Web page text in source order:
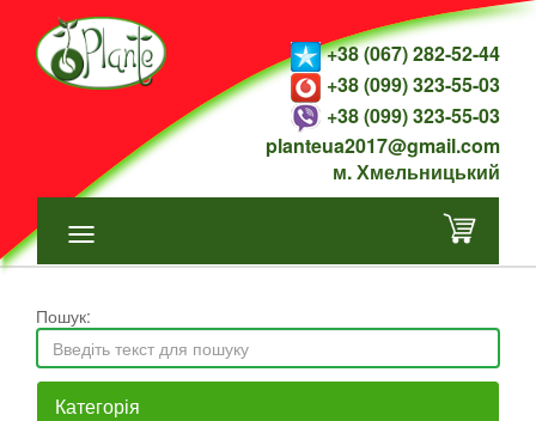
+38 (067) 282-52-44
+38 (099) 323-55-03
+38 (099) 323-55-03
planteua2017@gmail.com
м. Хмельницький
Пошук:
Категорія